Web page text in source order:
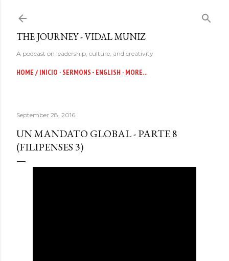
THE JOURNEY - VIDAL MUNIZ
A podcast on leadership, culture, and creativity
HOME / INICIO SERMONS - ENGLISH MORE…
September 28, 2016
UN MANDATO GLOBAL - PARTE 8
(FILIPENSES 3)